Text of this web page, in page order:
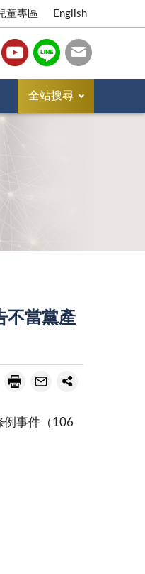
童專區 English
全站搜尋
不當黨產
例事件（106